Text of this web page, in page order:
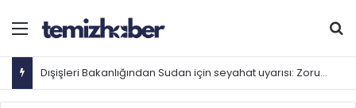
Menü
Dışişleri Bakanlığından Sudan için seyahat uyarısı: Zorunlu değilse gitmeyin